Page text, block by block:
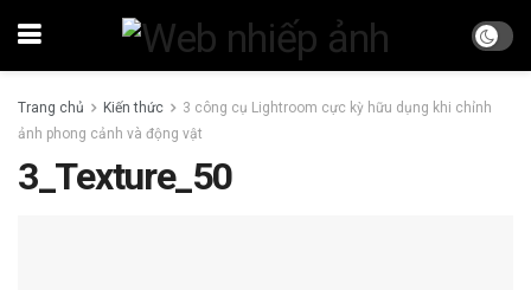
Trang chủ Kiến thức
3 công cụ Lightroom cực kỳ hữu dụng khi chỉnh
ảnh phong cảnh và động vật
3_Texture_50